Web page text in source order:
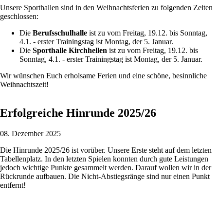
Unsere Sporthallen sind in den Weihnachtsferien zu folgenden Zeiten
geschlossen:
Die Berufsschulhalle ist zu vom Freitag, 19.12. bis Sonntag,
4.1. - erster Trainingstag ist Montag, der 5. Januar.
Die Sporthalle Kirchhellen ist zu vom Freitag, 19.12. bis
Sonntag, 4.1. - erster Trainingstag ist Montag, der 5. Januar.
Wir wünschen Euch erholsame Ferien und eine schöne, besinnliche
Weihnachtszeit!
Erfolgreiche Hinrunde 2025/26
08. Dezember 2025
Die Hinrunde 2025/26 ist vorüber. Unsere Erste steht auf dem letzten
Tabellenplatz. In den letzten Spielen konnten durch gute Leistungen
jedoch wichtige Punkte gesammelt werden. Darauf wollen wir in der
Rückrunde aufbauen. Die Nicht-Abstiegsränge sind nur einen Punkt
entfernt!